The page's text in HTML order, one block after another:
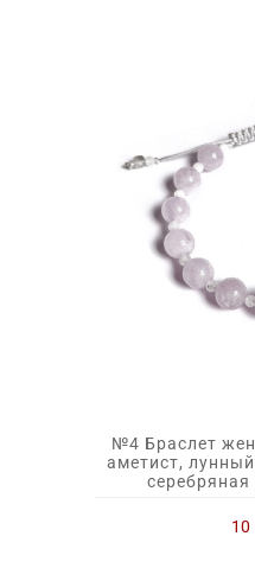
№4 Браслет
аметист,
10